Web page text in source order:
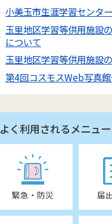
小美玉市生涯学習センタ
玉里地区学習等供用施設
について
玉里地区学習等供用施設
第4回コスモスWeb写真
よく利用されるメニュー
緊急・防災 届